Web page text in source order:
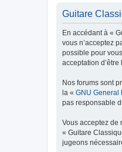
Guitare
En accédant à «
vous n’acceptez
possible pour
acceptation
Nos forums sont
la « GNU General
pas responsable
Vous acceptez de
« Guitare
jugeons